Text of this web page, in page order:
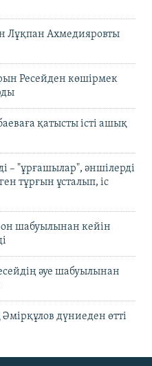
Лұқпан Ахмедияровты
Ресейден көшірмек
қатысты істі ашық
– "ұрғашылар", әншілерді
тұрғын ұсталып, іс
шабуылынан кейін
әуе шабуылынан
дүниеден өтті